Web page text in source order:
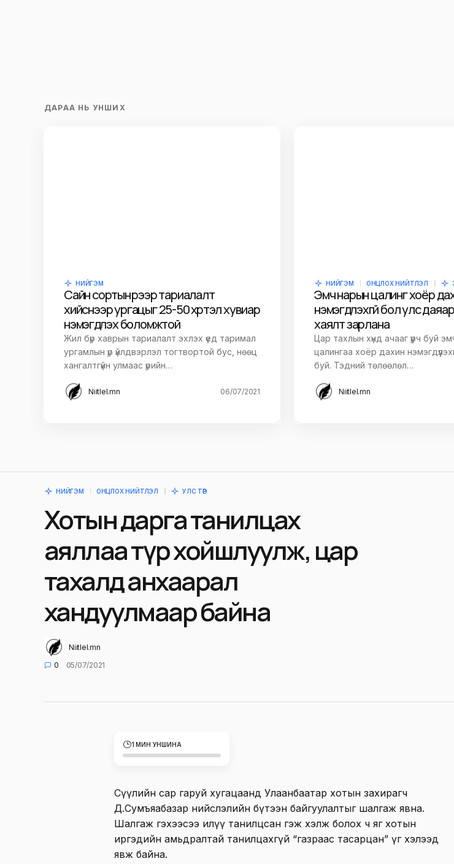
ДАРАА НЬ УНШИХ
НИЙГЭМ
Сайн сортын үрээр тариалалт
хийснээр ургацыг 25-50 хүртэл хувиар
нэмэгдүүлэх боломжтой
Жил бүр хаврын тариалалт эхлэх үед таримал
ургамлын үр үйлдвэрлэл тогтвортой бус, нөөц
хангалтгүйн улмаас үрийн…
Niitlel.mn 06/07/2021
НИЙГЭМ ОНЦЛОХ НИЙТЛЭЛ
Эмч нарын цалинг хоёр
нэмэгдүүлэхгүй бол улс
хаялт зарлана
Цар тахлын хүнд ачааг үүрч буй
цалингаа хоёр дахин
буй. Тэдний төлөөлөл…
Niitlel.mn
НИЙГЭМ ОНЦЛОХ НИЙТЛЭЛ УЛС ТӨР
Хотын дарга танилцах
аяллаа түр хойшлуулж, цар
тахалд анхаарал
хандуулмаар байна
Niitlel.mn
0
05/07/2021
1 МИН УНШИНА
Сүүлийн сар гаруй хугацаанд Улаанбаатар хотын захирагч
Д.Сумъяабазар нийслэлийн бүтээн байгуулалтыг шалгаж явна.
Шалгаж гэхээсээ илүү танилцсан гэж хэлж болох ч яг хотын
иргэдийн амьдралтай танилцахгүй “газраас тасарцан” үг хэлээд
явж байна.